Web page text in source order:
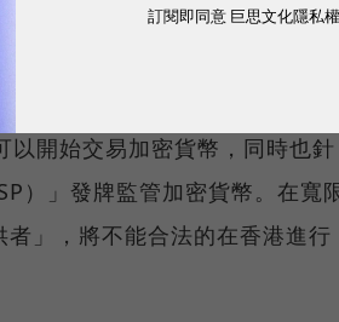
開始交易加密貨幣，同時也針
」發牌監管加密貨幣。在寬
」，將不能合法的在香港進行
訂閱即同意 巨思文化隱私